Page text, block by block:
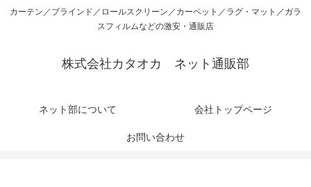
カーテン／ブラインド／ロールスクリーン／カーペット／ラグ・マット／ガラ
スフィルムなどの激安・通販店
株式会社カタオカ ネット通販部
ネット部について 会社トップページ
お問い合わせ